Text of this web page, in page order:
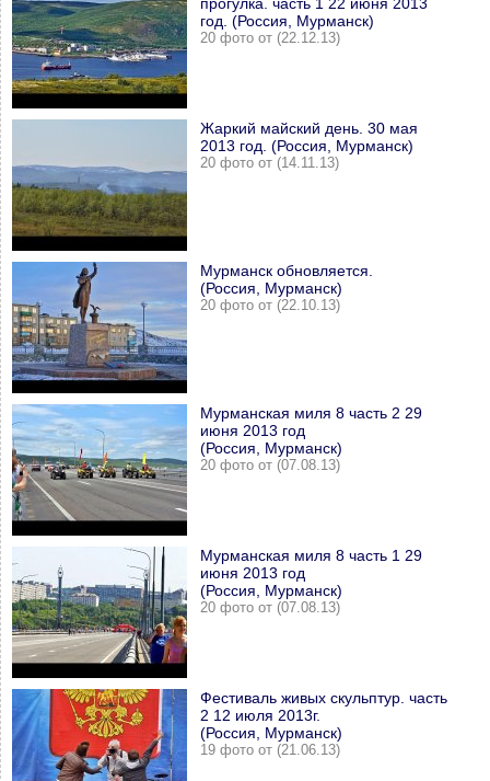
год. (Россия, Мурманск)
20 фото от (22.12.13)
Жаркий майский день. 30 мая
2013 год. (Россия, Мурманск)
20 фото от (14.11.13)
Мурманск обновляется.
(Россия, Мурманск)
20 фото от (22.10.13)
Мурманская миля 8 часть 2 29
июня 2013 год
(Россия, Мурманск)
20 фото от (07.08.13)
Мурманская миля 8 часть 1 29
июня 2013 год
(Россия, Мурманск)
20 фото от (07.08.13)
Фестиваль живых скульптур. часть
2 12 июля 2013г.
(Россия, Мурманск)
19 фото от (21.06.13)